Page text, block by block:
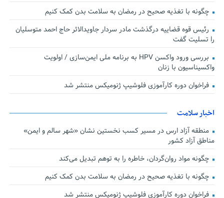
چگونه با تغذیه صحیح در رمضان به سلامت بدن کمک کنیم
رئیس قوه قضاییه درگذشت مادر سردار جاویدالاثر حاج احمد متوسلیان
را تسلیت گفت
بررسی ورود واکسن HPV به برنامه ملی ایمن‌سازی / اولویت
واکسیناسیون با زنان
فراخوان دوره کارآموزی فلوشیپ ژنومیکس منتشر شد
اخبار سلامت
منطقه آزاد ارس در مسیر کسب نخستین نشان «شهر سالم و ایمن»
مناطق آزاد کشور
چگونه مواد روان‌گردان، خاطره را به توهم تبدیل می‌کند
چگونه با تغذیه صحیح در رمضان به سلامت بدن کمک کنیم
فراخوان دوره کارآموزی فلوشیپ ژنومیکس منتشر شد